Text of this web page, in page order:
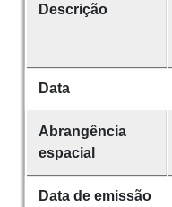
Descrição
Data
Abrangência
espacial
Data de emissão